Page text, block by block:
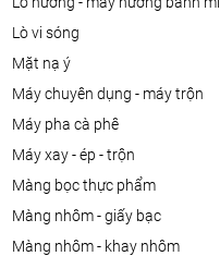
lò vi sóng
mặt nạ ý
máy chuyên dụng - máy trộn
máy pha cà phê
máy xay - ép - trộn
màng bọc thực phẩm
màng nhôm - giấy bạc
màng nhôm - khay nhôm